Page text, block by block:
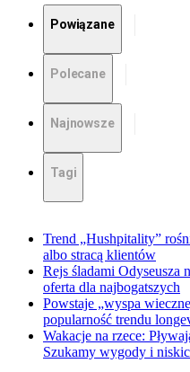
Powiązane
Polecane
Najnowsze
Tagi
Trend „Hushpitality”
albo stracą klientów
Rejs śladami Odyseusza
oferta dla najbogatszych
Powstaje „wyspa
popularność trendu
Wakacje na rzece:
Szukamy wygody i